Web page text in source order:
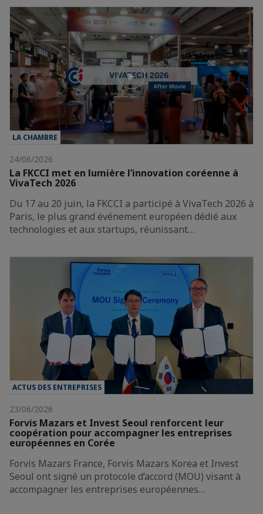
LA CHAMBRE
24/06/2026
La FKCCI met en lumière l’innovation coréenne à
VivaTech 2026
Du 17 au 20 juin, la FKCCI a participé à VivaTech 2026 à
Paris, le plus grand événement européen dédié aux
technologies et aux startups, réunissant…
ACTUS DES ENTREPRISES
23/06/2026
Forvis Mazars et Invest Seoul renforcent leur
coopération pour accompagner les entreprises
européennes en Corée
Forvis Mazars France, Forvis Mazars Korea et Invest
Seoul ont signé un protocole d’accord (MOU) visant à
accompagner les entreprises européennes…